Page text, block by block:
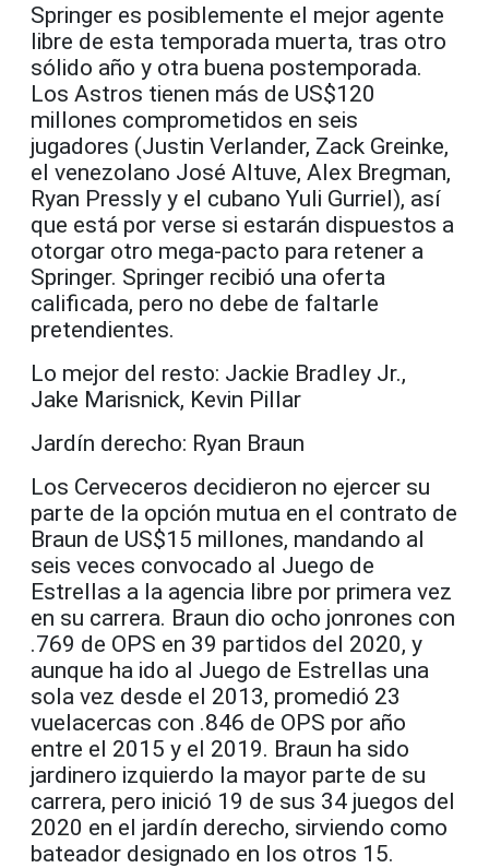
Springer es posiblemente el mejor agente
libre de esta temporada muerta, tras otro
sólido año y otra buena postemporada.
Los Astros tienen más de US$120
millones comprometidos en seis
jugadores (Justin Verlander, Zack Greinke,
el venezolano José Altuve, Alex Bregman,
Ryan Pressly y el cubano Yuli Gurriel), así
que está por verse si estarán dispuestos a
otorgar otro mega-pacto para retener a
Springer. Springer recibió una oferta
calificada, pero no debe de faltarle
pretendientes.
Lo mejor del resto: Jackie Bradley Jr.,
Jake Marisnick, Kevin Pillar
Jardín derecho: Ryan Braun
Los Cerveceros decidieron no ejercer su
parte de la opción mutua en el contrato de
Braun de US$15 millones, mandando al
seis veces convocado al Juego de
Estrellas a la agencia libre por primera vez
en su carrera. Braun dio ocho jonrones con
.769 de OPS en 39 partidos del 2020, y
aunque ha ido al Juego de Estrellas una
sola vez desde el 2013, promedió 23
vuelacercas con .846 de OPS por año
entre el 2015 y el 2019. Braun ha sido
jardinero izquierdo la mayor parte de su
carrera, pero inició 19 de sus 34 juegos del
2020 en el jardín derecho, sirviendo como
bateador designado en los otros 15.